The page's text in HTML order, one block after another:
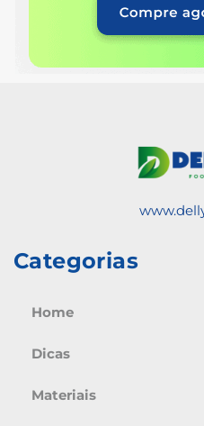
Categorias
Home
Dicas
Materiais